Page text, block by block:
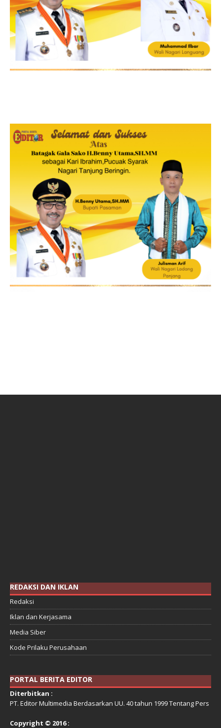
REDAKSI DAN IKLAN
Redaksi
Iklan dan Kerjasama
Media Siber
Kode Prilaku Perusahaan
PORTAL BERITA EDITOR
Diterbitkan :
PT. Editor Multimedia Berdasarkan UU. 40 tahun 1999 Tentang Pers
Copyright © 2016 :